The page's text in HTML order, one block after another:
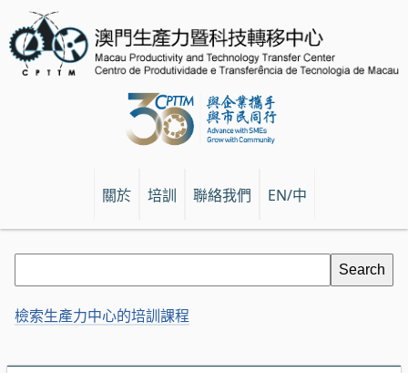
關於 培訓 聯絡我們 EN/中
檢索生產力中心的培訓課程